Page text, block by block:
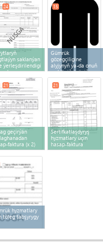
saklanýan
ýerleşdirilendigi
(x 2)
24
Gümrük
gözegçiligine
alyjynyň ýa-da onuň
wekiliniň özüniň
gatnaşmagy
15
geçirýän
faktura (x 2)
21
Sertifkatlaşdyryş
hyzmatlary üçin
hasap-faktura
21
hyzmatlary
töleg tabşyrygy